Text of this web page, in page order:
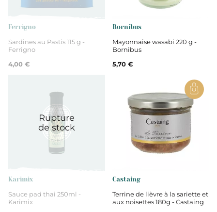
Ferrigno
Sardines au Pastis 115 g -
Ferrigno
4,00 €
Bornibus
Mayonnaise wasabi 220 g -
Bornibus
5,70 €
Rupture
de stock
Karimix
Sauce pad thai 250ml -
Karimix
Castaing
Terrine de lièvre à la sariette et
aux noisettes 180g - Castaing